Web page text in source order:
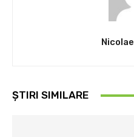
ȘTIRI SIMILARE